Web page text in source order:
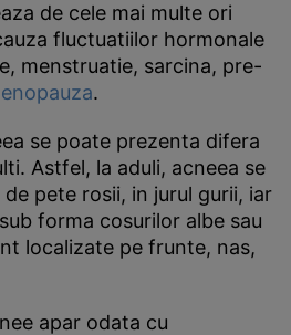
de cele mai multe ori
fluctuatiilor hormonale
menstruatie, sarcina, pre-
.
se poate prezenta difera
Astfel, la aduli, acneea se
pete rosii, in jurul gurii, iar
forma cosurilor albe sau
localizate pe frunte, nas,
apar odata cu